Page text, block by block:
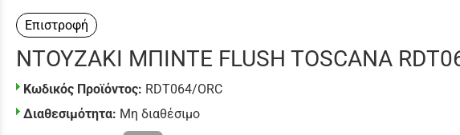
Επιστροφή
ΝΤΟΥΖΑΚΙ ΜΠΙΝΤΕ FLUSH TOSCANA
Κωδικός Προϊόντος: RDT064/ORC
Διαθεσιμότητα: Μη διαθέσιμο